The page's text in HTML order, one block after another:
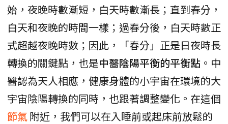
始，夜晚時數漸短，白天時數漸長；直到春分，
白天和夜晚的時間一樣；過春分後，白天時數正
式超越夜晚時數；因此，「春分」正是日夜時長
轉換的關鍵點，也是中醫陰陽平衡的平衡點 。中
醫認為天人相應，健康身體的小宇宙在環境的大
宇宙陰陽轉換的同時，也跟著調整變化。在這個
節氣附近，我們可以在入睡前或起床前放鬆的